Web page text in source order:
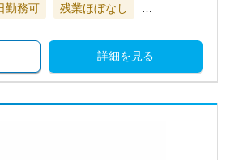
勤務可 残業ほぼなし
詳細を見る